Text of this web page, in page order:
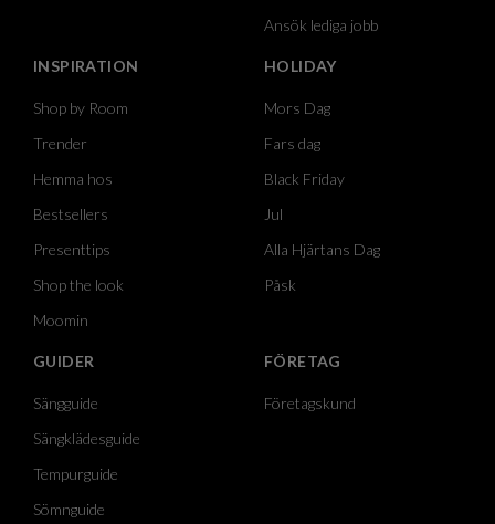
Ansök lediga jobb
INSPIRATION
Shop by Room
Trender
Hemma hos
Bestsellers
Presenttips
Shop the look
Moomin
HOLIDAY
Mors Dag
Fars dag
Black Friday
Jul
Alla Hjärtans Dag
Påsk
GUIDER
Sängguide
Sängklädesguide
Tempurguide
Sömnguide
FÖRETAG
Företagskund